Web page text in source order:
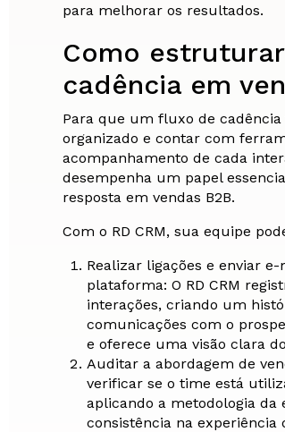
para melhorar os resultados.
Como
cadência em
Para que um fluxo de
organizado e contar com
acompanhamento de cada
desempenha um papel
resposta em vendas B2B.
Com o RD CRM, sua equipe
Realizar ligações e enviar
plataforma: O RD CRM
interações, criando um
comunicações com o
e oferece uma visão clara
Auditar a abordagem de
verificar se o time está
aplicando a metodologia da
consistência na experiência